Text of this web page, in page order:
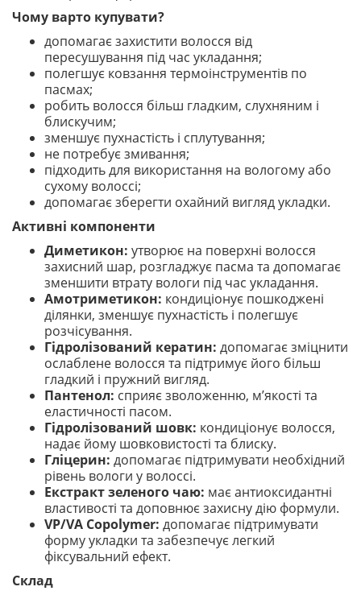
Чому варто купувати?
допомагає захистити волосся від
пересушування під час укладання;
полегшує ковзання термоінструментів по
пасмах;
робить волосся більш гладким, слухняним і
блискучим;
зменшує пухнастість і сплутування;
не потребує змивання;
підходить для використання на вологому або
сухому волоссі;
допомагає зберегти охайний вигляд укладки.
Активні компоненти
Диметикон: утворює на поверхні волосся
захисний шар, розгладжує пасма та допомагає
зменшити втрату вологи під час укладання.
Амотриметикон: кондиціонує пошкоджені
ділянки, зменшує пухнастість і полегшує
розчісування.
Гідролізований кератин: допомагає зміцнити
ослаблене волосся та підтримує його більш
гладкий і пружний вигляд.
Пантенол: сприяє зволоженню, м’якості та
еластичності пасом.
Гідролізований шовк: кондиціонує волосся,
надає йому шовковистості та блиску.
Гліцерин: допомагає підтримувати необхідний
рівень вологи у волоссі.
Екстракт зеленого чаю: має антиоксидантні
властивості та доповнює захисну дію формули.
VP/VA Copolymer: допомагає підтримувати
форму укладки та забезпечує легкий
фіксувальний ефект.
Склад